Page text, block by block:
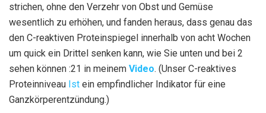
strichen, ohne den Verzehr von Obst und Gemüse
wesentlich zu erhöhen, und fanden heraus, dass genau das
den C-reaktiven Proteinspiegel innerhalb von acht Wochen
um quick ein Drittel senken kann, wie Sie unten und bei 2
sehen können :21 in meinem Video. (Unser C-reaktives
Proteinniveau Ist ein empfindlicher Indikator für eine
Ganzkörperentzündung.)